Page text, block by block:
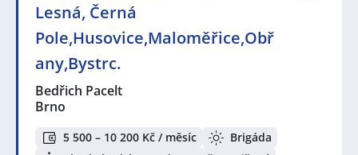
Lesná, Černá
Pole,Husovice,Maloměřice,Obř
any,Bystrc.
Bedřich Pacelt
Brno
5 500 – 10 200 Kč / měsíc
Brigáda